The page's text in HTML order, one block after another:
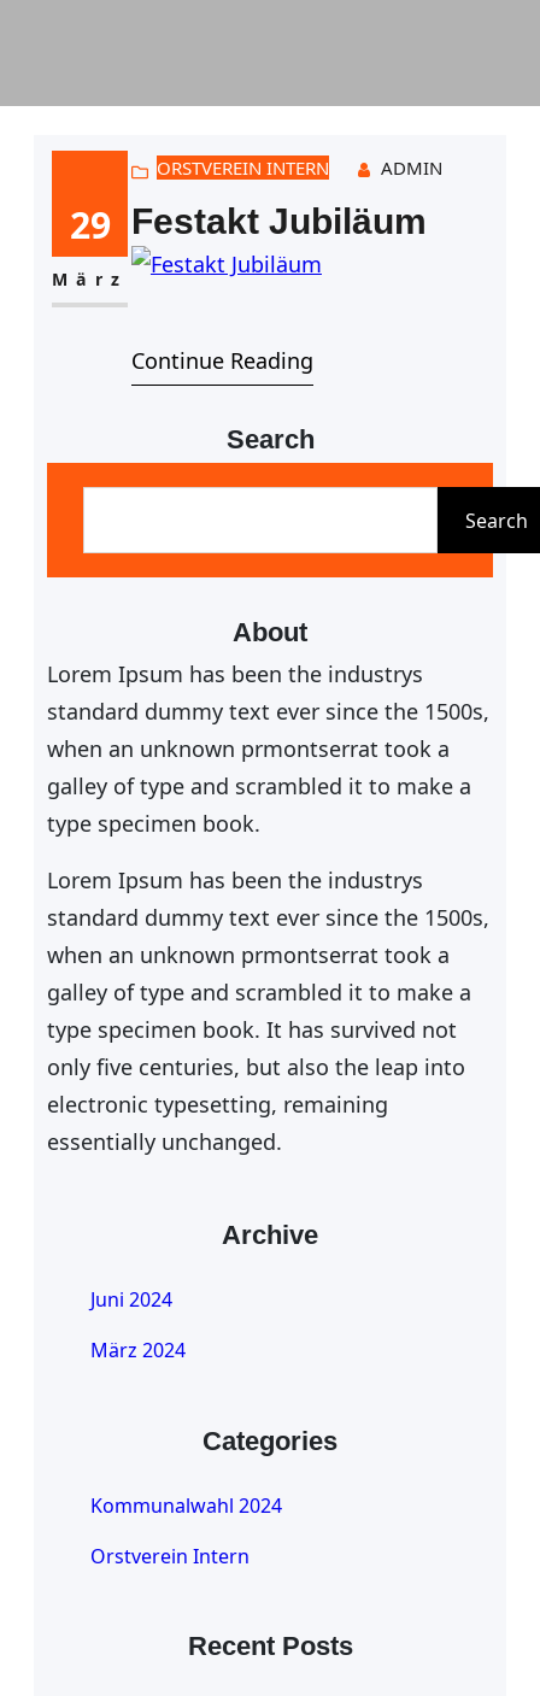
29
März
ORSTVEREIN INTERN ADMIN
Festakt Jubiläum
Continue Reading
Search
n
Search
About
Lorem Ipsum has been the industrys
standard dummy text ever since the 1500s,
when an unknown prmontserrat took a
galley of type and scrambled it to make a
type specimen book.
Lorem Ipsum has been the industrys
standard dummy text ever since the 1500s,
when an unknown prmontserrat took a
galley of type and scrambled it to make a
type specimen book. It has survived not
only five centuries, but also the leap into
electronic typesetting, remaining
essentially unchanged.
Archive
Juni 2024
März 2024
Categories
Kommunalwahl 2024
Orstverein Intern
Recent Posts